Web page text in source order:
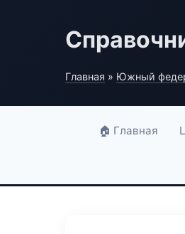
Главная » Южный
🏠 Главная